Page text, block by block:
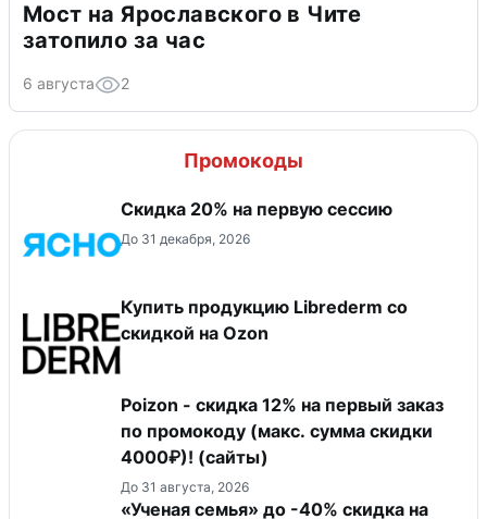
Мост на Ярославского в Чите
затопило за час
6 августа 2
Промокоды
Скидка 20% на первую сессию
До 31 декабря, 2026
Купить продукцию Librederm со
скидкой на Ozon
Poizon - скидка 12% на первый заказ
по промокоду (макс. сумма скидки
4000₽)! (сайты)
До 31 августа, 2026
«Ученая семья» до -40% скидка на